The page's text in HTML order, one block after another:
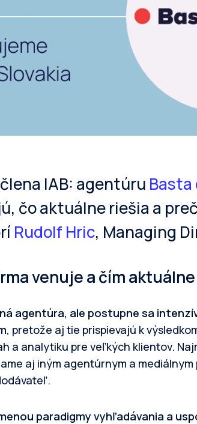
IAB: agentúru
čo aktuálne riešia a
Rudolf Hric, Managing
venuje a čím
agentúra, ale postupne sa
, pretože aj tie prispievajú k
a analytiku pre veľkých klientov.
aj iným agentúrnym a
paradigmy vyhľadávania a